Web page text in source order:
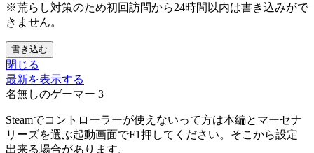
※荒らし対策のため初回訪問から24時間以内は書き込みがで
きません。
書き込む
閉じる
最新を表示する
名無しのゲーマー 3
Steamでコントローラーが使えないって方は本編とマーセナ
リーズを選ぶ起動画面でF1押してください。そこから設定
出来る場合があります。